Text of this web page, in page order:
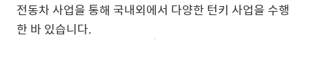
전동차 사업을 통해 국내외에서 다양한 턴키 사업을 수행
한 바 있습니다.